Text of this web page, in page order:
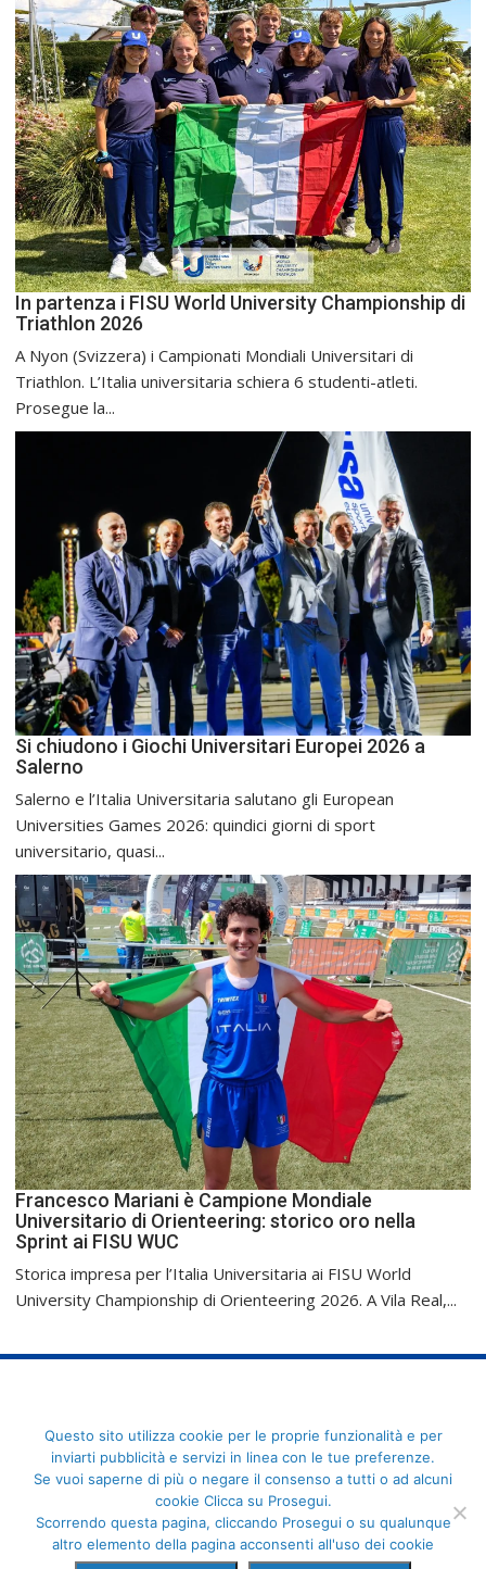
In partenza i FISU World University Championship di
Triathlon 2026
A Nyon (Svizzera) i Campionati Mondiali Universitari di
Triathlon. L’Italia universitaria schiera 6 studenti-atleti.
Prosegue la...
Si chiudono i Giochi Universitari Europei 2026 a
Salerno
Salerno e l’Italia Universitaria salutano gli European
Universities Games 2026: quindici giorni di sport
universitario, quasi...
Francesco Mariani è Campione Mondiale
Universitario di Orienteering: storico oro nella
Sprint ai FISU WUC
Storica impresa per l’Italia Universitaria ai FISU World
University Championship di Orienteering 2026. A Vila Real,...
FederCUSI: Federazione Italiana dello Sport Universitario - Via
Angelo Brofferio, 7 - 00195 Roma - C.F. 80109270589
Questo sito utilizza cookie per le proprie funzionalità e per
inviarti pubblicità e servizi in linea con le tue preferenze.
Se vuoi saperne di più o negare il consenso a tutti o ad alcuni
cookie Clicca su Prosegui.
Scorrendo questa pagina, cliccando Prosegui o su qualunque
altro elemento della pagina acconsenti all'uso dei cookie